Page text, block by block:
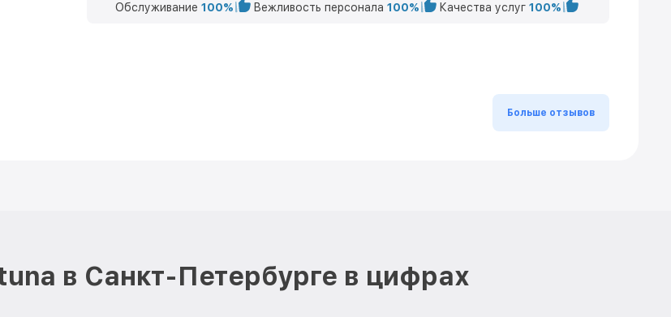
Обслуживание 100% Вежливость персонала 100% Качества услуг 100%
Больше отзывов
в Санкт-Петербурге в цифрах